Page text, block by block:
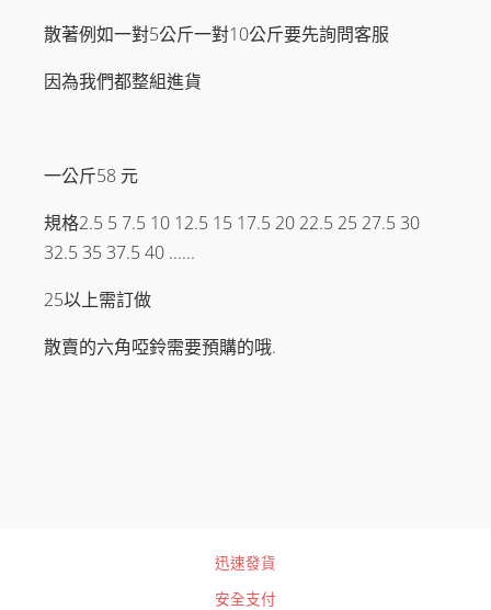
散著例如一對5公斤一對10公斤要先詢問客服
因為我們都整組進貨
一公斤58 元
規格2.5 5 7.5 10 12.5 15 17.5 20 22.5 25 27.5 30
32.5 35 37.5 40 ......
25以上需訂做
散賣的六角啞鈴需要預購的哦.
迅速發貨
安全支付